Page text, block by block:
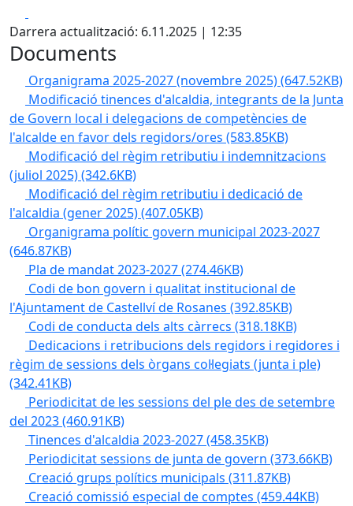
Darrera actualització: 6.11.2025 | 12:35
Documents
Organigrama 2025-2027 (novembre 2025)(647.52KB)
Modificació tinences d'alcaldia, integrants de la Junta
de Govern local i delegacions de competències de
l'alcalde en favor dels regidors/ores (583.85KB)
Modificació del règim retributiu i indemnitzacions
(juliol 2025)(342.6KB)
Modificació del règim retributiu i dedicació de
l'alcaldia (gener 2025)(407.05KB)
Organigrama polític govern municipal 2023-2027
(646.87KB)
Pla de mandat 2023-2027(274.46KB)
Codi de bon govern i qualitat institucional de
l'Ajuntament de Castellví de Rosanes (392.85KB)
Codi de conducta dels alts càrrecs (318.18KB)
Dedicacions i retribucions dels regidors i regidores i
règim de sessions dels òrgans col·legiats (junta i ple)
(342.41KB)
Periodicitat de les sessions del ple des de setembre
del 2023(460.91KB)
Tinences d'alcaldia 2023-2027(458.35KB)
Periodicitat sessions de junta de govern (373.66KB)
Creació grups polítics municipals (311.87KB)
Creació comissió especial de comptes (459.44KB)